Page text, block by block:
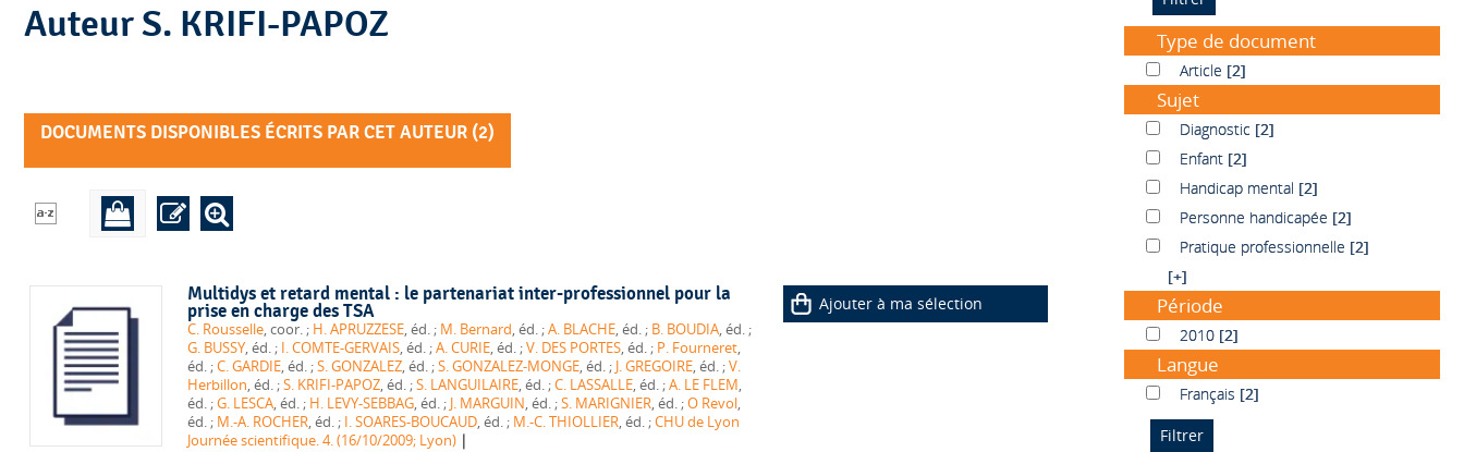
Auteur S. KRIFI-PAPOZ
DOCUMENTS DISPONIBLES ÉCRITS PAR CET AUTEUR (2)
Multidys et retard mental : le partenariat inter-professionnel pour la
prise en charge des TSA
C. Rousselle , coor. ; H. APRUZZESE , éd. ; M. Bernard , éd. ;A. BLACHE , éd. ; B. BOUDIA
, éd. ;
G. BUSSY
, éd. ; I. COMTE-GERVAIS , éd. ;A. CURIE , éd. ;V. DES PORTES , éd. ; P. Fourneret,
éd. ;C. GARDIE , éd. ;S. GONZALEZ , éd. ;S. GONZALEZ-MONGE , éd. ; J. GREGOIRE , éd. ;V.
Herbillon
, éd. ;S. KRIFI-PAPOZ , éd. ;S. LANGUILAIRE , éd. ;C. LASSALLE , éd. ;A. LE FLEM,
éd. ;G. LESCA , éd. ; H. LEVY-SEBBAG , éd. ; J. MARGUIN , éd. ;S. MARIGNIER , éd. ;O Revol,
éd. ; M.-A. ROCHER , éd. ; I. SOARES-BOUCAUD , éd. ; M.-C. THIOLLIER , éd. ;CHU de Lyon
Journée scientifique. 4. (16/10/2009; Lyon) |
Ajouter à ma sélection
Type de document
ArticleArticle [2]
Sujet
DiagnosticDiagnostic [2]
EnfantEnfant [2]
Handicap mental
Handicap mental [2]
Personne handicapée
Personne handicapée [2]
Pratique professionnelle
Pratique professionnelle [2]
[+]
Période
20102010 [2]
Langue
FrançaisFrançais [2]